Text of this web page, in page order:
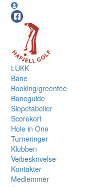
LUKK
Bane
Booking/greenfee
Baneguide
Slopetabeller
Scorekort
Hole in One
Turneringer
Klubben
Veibeskrivelse
Kontakter
Medlemmer